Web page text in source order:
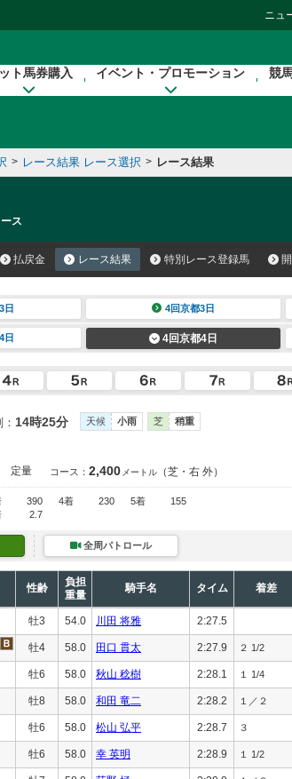
ニュ
ト馬券購入 イベント・プロモーション 競
> レース結果 レース選択 > レース結果
ス
払戻金 レース結果 特別レース登録馬
日 4回京都3日
日 4回京都4日
14時25分 天候 小雨 芝 稍重
定量 コース： 2,400 メートル （芝・右 外）
390 4着 230 5着
155
2.7
全周パトロール
性齢
負担
重量
騎手名 タイム 着差
牡3 54.0 川田 将雅 2:27.5
牡4 58.0 田口 貫太 2:27.9 ２ 1/2
牡6 58.0 秋山 稔樹 2:28.1 １ 1/4
牡8 58.0 和田 竜二 2:28.2 １／２
牡6 58.0 松山 弘平 2:28.7 ３
牡6 58.0 幸 英明 2:28.9 １ 1/2